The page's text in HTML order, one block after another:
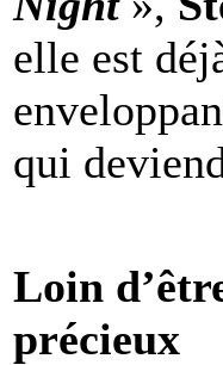
elle est
qui
Loin
précieux